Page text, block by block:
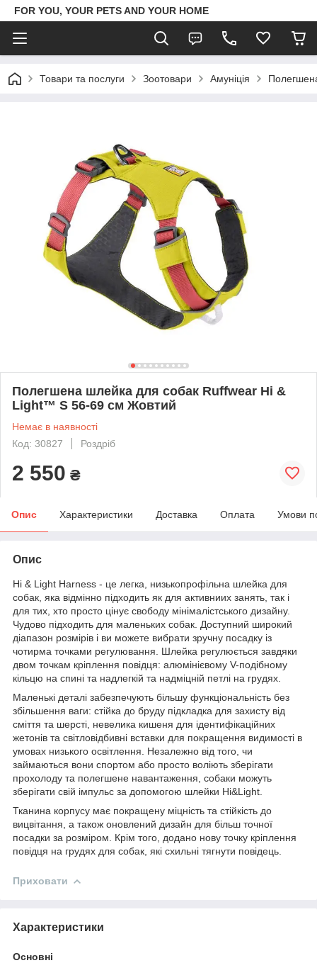
FOR YOU, YOUR PETS AND YOUR HOME
Товари та послуги Зоотовари Амуніція
Полегшена шлейка для собак Ruffwear Hi &
Light™ S 56-69 см Жовтий
Немає в наявності
Код: 30827
Роздріб
2 550 ₴
Опис Характеристики Доставка Оплата Умови
Опис
Hi & Light Harness - це легка, низькопрофільна шлейка для
собак, яка відмінно підходить як для активниих занять, так і
для тих, хто просто цінує свободу мінімалістського дизайну.
Чудово підходить для маленьких собак. Доступний широкий
діапазон розмірів і ви можете вибрати зручну посадку із
чотирма точками регулювання. Шлейка регулюється завдяки
двом точкам кріплення повідця: алюмінієвому V-подібному
кільцю на спині та надлегкій та надміцній петлі на грудях.
Маленькі деталі забезпечують більшу функціональність без
збільшення ваги: стійка до бруду підкладка для захисту від
сміття та шерсті, невелика кишеня для ідентифікаційних
жетонів та світловідбивні вставки для покращення видимості в
умовах низького освітлення. Незалежно від того, чи
займаються вони спортом або просто воліють зберігати
прохолоду та полегшене навантаження, собаки можуть
зберігати свій імпульс за допомогою шлейки Hi&Light.
Тканина корпусу має покращену міцність та стійкість до
вицвітання, а також оновлений дизайн для більш точної
посадки за розміром. Крім того, додано нову точку кріплення
повідця на грудях для собак, які схильні тягнути повідець.
Приховати
Характеристики
Основні